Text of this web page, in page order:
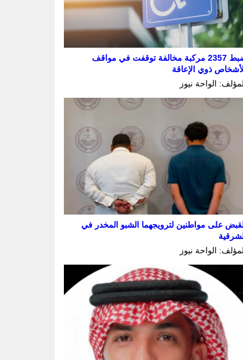
ضبط 2357 مركبة مخالفة توقفت في مواقف
ذوي الإعاقة
الواحة نيوز
على مواطنين لترويجهما الشبو المخدر في
الواحة نيوز